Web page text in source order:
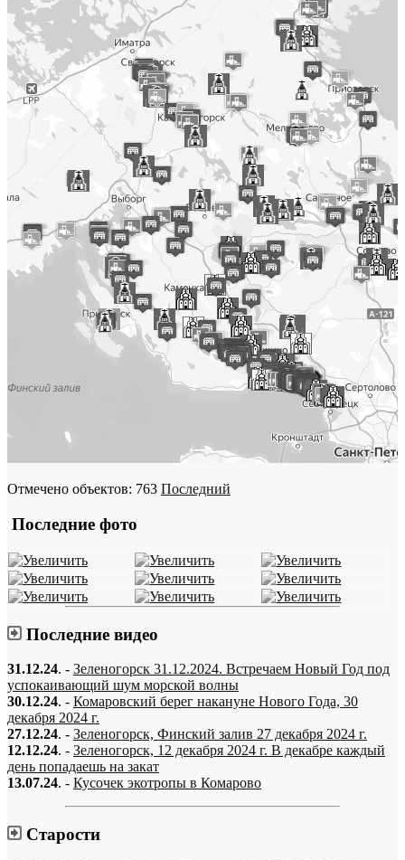
Отмечено объектов: 763 Последний
Последние фото
Последние видео
31.12.24. - Зеленогорск 31.12.2024. Встречаем Новый Год под
успокаивающий шум морской волны
30.12.24. - Комаровский берег накануне Нового Года, 30
декабря 2024 г.
27.12.24. - Зеленогорск, Финский залив 27 декабря 2024 г.
12.12.24. - Зеленогорск, 12 декабря 2024 г. В декабре каждый
день попадаешь на закат
13.07.24. - Кусочек экотропы в Комарово
Старости